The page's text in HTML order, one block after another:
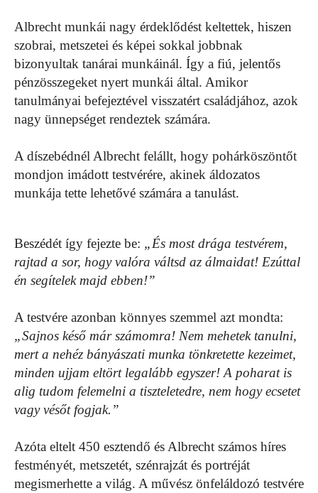
Albrecht munkái nagy érdeklődést keltettek, hiszen
szobrai, metszetei és képei sokkal jobbnak
bizonyultak tanárai munkáinál. Így a fiú, jelentős
pénzösszegeket nyert munkái által. Amikor
tanulmányai befejeztével visszatért családjához, azok
nagy ünnepséget rendeztek számára.
A díszebédnél Albrecht felállt, hogy pohárköszöntőt
mondjon imádott testvérére, akinek áldozatos
munkája tette lehetővé számára a tanulást.
Beszédét így fejezte be: „És most drága testvérem,
rajtad a sor, hogy valóra váltsd az álmaidat! Ezúttal
én segítelek majd ebben!”
A testvére azonban könnyes szemmel azt mondta:
„Sajnos késő már számomra! Nem mehetek tanulni,
mert a nehéz bányászati munka tönkretette kezeimet,
minden ujjam eltört legalább egyszer! A poharat is
alig tudom felemelni a tiszteletedre, nem hogy ecsetet
vagy vésőt fogjak.”
Azóta eltelt 450 esztendő és Albrecht számos híres
festményét, metszetét, szénrajzát és portréját
megismerhette a világ. A művész önfeláldozó testvére